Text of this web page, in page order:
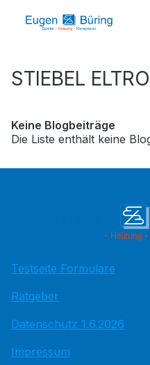
STIEBEL
Keine Blogbeiträge
Die Liste enthält keine
Testseite Formulare
Ratgeber
Datenschutz 1.6.2026
Impressum